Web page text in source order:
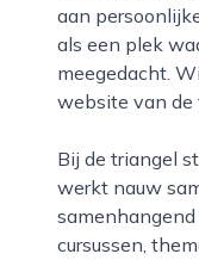
aan
als een plek
meegedacht.
website van de
Bij de triangel staat verbinding centraal, zowel tussen mensen als met de omgeving. Het bedrijf
werkt nauw
cursussen,